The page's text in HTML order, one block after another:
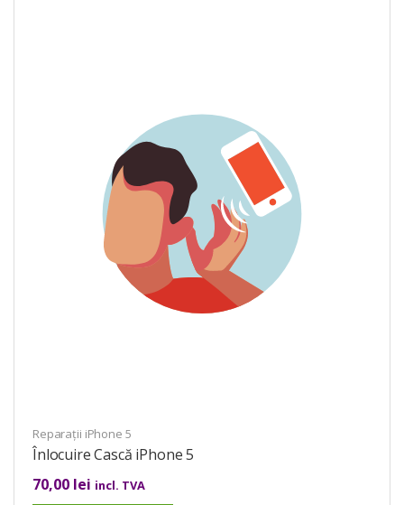
Reparații iPhone 5
Înlocuire Cască iPhone 5
70,00 lei incl. TVA